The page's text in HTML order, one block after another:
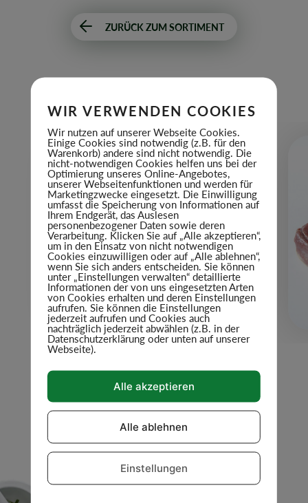
ZURÜCK ZUM SORTIMENT
AUCH GEFALLEN
WIR VERWENDEN COOKIES
Wir nutzen auf unserer Webseite Cookies.
Einige Cookies sind notwendig (z.B. für den
Warenkorb) andere sind nicht notwendig. Die
nicht-notwendigen Cookies helfen uns bei der
Optimierung unseres Online-Angebotes,
unserer Webseitenfunktionen und werden für
Marketingzwecke eingesetzt. Die Einwilligung
umfasst die Speicherung von Informationen auf
Ihrem Endgerät, das Auslesen
personenbezogener Daten sowie deren
Verarbeitung. Klicken Sie auf „Alle akzeptieren“,
um in den Einsatz von nicht notwendigen
Cookies einzuwilligen oder auf „Alle ablehnen“,
wenn Sie sich anders entscheiden. Sie können
unter „Einstellungen verwalten“ detaillierte
Informationen der von uns eingesetzten Arten
von Cookies erhalten und deren Einstellungen
aufrufen. Sie können die Einstellungen
jederzeit aufrufen und Cookies auch
nachträglich jederzeit abwählen (z.B. in der
Datenschutzerklärung oder unten auf unserer
Webseite).
Alle akzeptieren
Alle ablehnen
Einstellungen